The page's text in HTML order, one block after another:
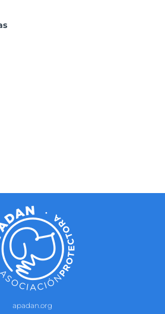
apadan.org